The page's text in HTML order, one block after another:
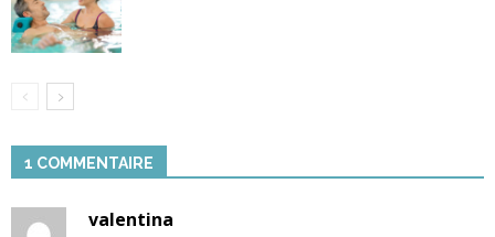
1 COMMENTAIRE
valentina